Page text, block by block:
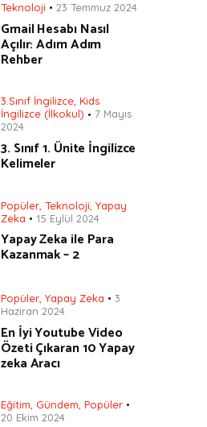
Teknoloji 23 Temmuz 2024
Gmail Hesabı Nasıl
Açılır: Adım Adım
Rehber
3.Sınıf İngilizce, Kids
İngilizce (İlkokul)
7 Mayıs
2024
3. Sınıf 1. Ünite İngilizce
Kelimeler
Popüler Teknoloji Yapay
Zeka
15 Eylül 2024
Yapay Zeka ile Para
Kazanmak – 2
Popüler Yapay Zeka
3
Haziran 2024
En İyi Youtube Video
Özeti Çıkaran 10 Yapay
zeka Aracı
Eğitim Gündem Popüler
20 Ekim 2024